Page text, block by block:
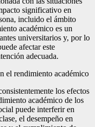
significativo en
incluido el ámbito
académico es un
universitarios y, por lo
afectar este
adecuada.
el rendimiento académico
los efectos
académico de los
puede interferir en
el desempeño en